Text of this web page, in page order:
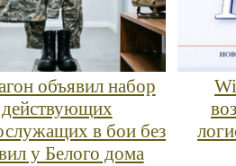
объявил набор
действующих
в бои без
у Белого дома